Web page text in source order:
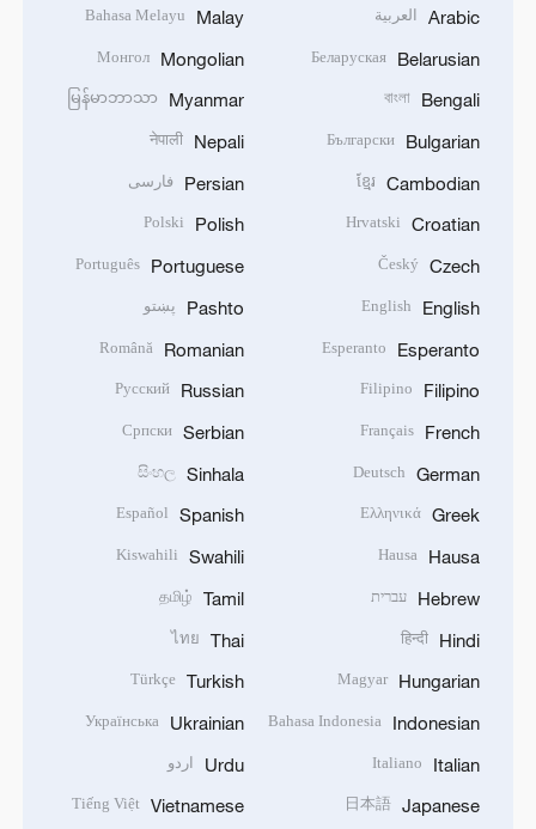
Arabic العربية
Belarusian
Беларуская
Bengali
বাংলা
Bulgarian
Български
Cambodian
ខ្មែរ
Croatian
Hrvatski
Czech
Český
English
English
Esperanto
Esperanto
Filipino
Filipino
French
Français
German
Deutsch
Greek
Ελληνικά
Hausa
Hausa
Hebrew עברית
Hindi
हिन्दी
Hungarian
Magyar
Indonesian
Bahasa Indonesia
Italian
Italiano
Japanese
日本語
Malay
Bahasa Melayu
Mongolian
Монгол
Myanmar
မြန်မာဘာသာ
Nepali
नेपाली
Persian فارسی
Polish
Polski
Portuguese
Português
Pashto پښتو
Romanian
Română
Russian
Русский
Serbian
Српски
Sinhala
සිංහල
Spanish
Español
Swahili
Kiswahili
Tamil
தமிழ்
Thai
ไทย
Turkish
Türkçe
Ukrainian
Українська
Urdu اردو
Vietnamese
Tiếng Việt